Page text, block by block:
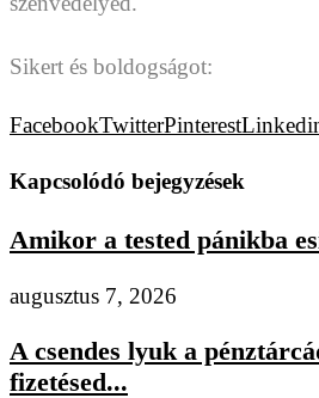
Sikert és boldogságot:
FacebookTwitterPinterest
Kapcsolódó bejegyzések
Amikor a tested pánikba
augusztus 7, 2026
A csendes lyuk a
fizetésed...